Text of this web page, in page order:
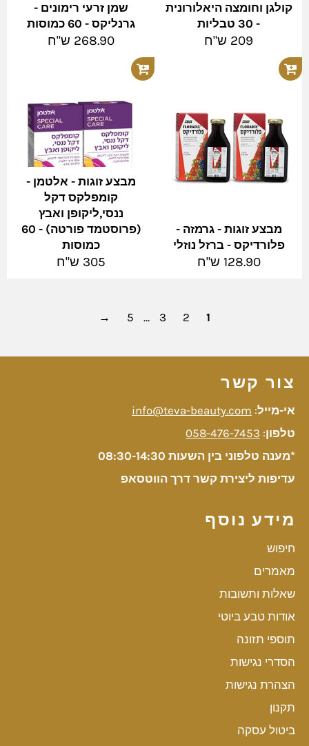
שמן זרעי רימונים -
גרנליקס - 60 כמוסות
מחיר
268.90 ש"ח
קולגן וחומצה היאלורונית
- 30 טבליות
מחיר
209 ש"ח
מבצע זוגות - אלטמן -
קומפלקס דקל
ננסי,ליקופן ואבץ
(פרוסטמד פורטה) - 60
כמוסות
מחיר
305 ש"ח
מבצע זוגות - גרמזה -
פלורדיקס - ברזל נוזלי
מחיר
128.90 ש"ח
1
2
3
…
5
→
צור קשר
אי-מייל:
info@teva-beauty.com
טלפון:
058-476-7453
*מענה טלפוני בין השעות 08:30-14:30
עדיפות ליצירת קשר דרך הווטסאפ
מידע נוסף
חיפוש
מאמרים
שאלות ותשובות
אודות טבע ביוטי
תוספי תזונה
הסדרי נגישות
הצהרת נגישות
תקנון
ביטול עסקה